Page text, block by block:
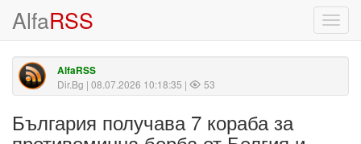
AlfaRSS
AlfaRSS
Dir.Bg | 08.07.2026 10:18:35 | 53
България получава 7 кораба за